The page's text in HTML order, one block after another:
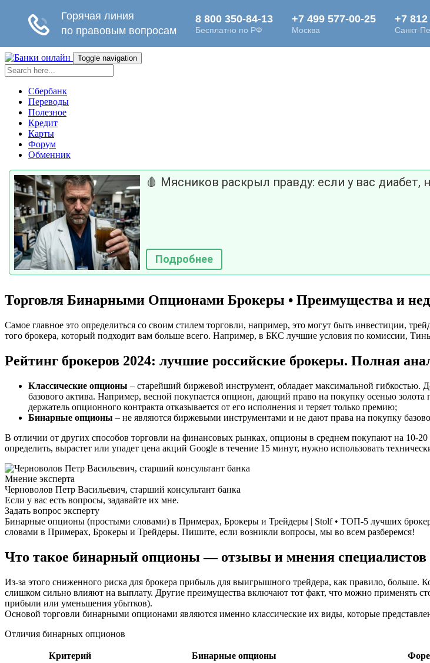
Toggle navigation
Сбербанк
Переводы
Полезное
Кредит
Карты
Форум
Обменник
🩸 Мясников раскрыл правду: если у вас
Подробнее
Торговля Бинарными Опционами Брокеры • Преимущества и
Самое главное это определиться со своим стилем торговли, например, это могут быть инвестиции,
того брокера, который подходит вам больше всего. Например, в БКС лучшие условия по комиссии,
Рейтинг брокеров 2024: лучшие российские брокеры. Полная
Классические опционы – старейший биржевой инструмент, обладает максимальной гибкостью.
базового актива. Например, весной покупается опцион, дающий право на покупку осенью
держатель опционного контракта отказывается от его исполнения и теряет только премию;
Бинарные опционы – не являются биржевыми инструментами и не дают права на покупку
В отличии от других способов торговли на финансовых рынках, опционы в среднем покупают на 10-
определить, вырастет или упадет цена акций Google в течение 15 минут, нужно использовать
Мнение эксперта
Черноволов Петр Васильевич, старший консультант банка
Если у вас есть вопросы, задавайте их мне.
Задать вопрос эксперту
Бинарные опционы (простыми словами) в Примерах, Брокеры и Трейдеры | Stolf • ТОП-5 лучших
словами в Примерах, Брокеры и Трейдеры. Пишите, если возникли вопросы, мы во всем разберемся!
Что такое бинарный опционы — отзывы и мнения специалистов
Из-за этого сниженного риска для брокера прибыль для выигрышного трейдера, как правило, больше.
слишком сильно влияют на выплату. Другие преимущества включают тот факт, что можно применять
прибыли или уменьшения убытков).
Основой торговли бинарными опционами являются именно классические их виды, которые
Отличия бинарных опционов
Критерий Бинарные опционы